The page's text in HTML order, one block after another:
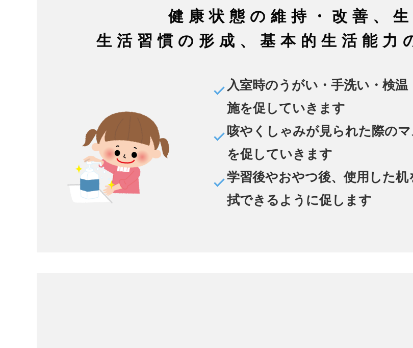
健康状態の維持・改善、
生活習慣の形成、基本的生活能力
入室時のうがい・手洗い・検温
施を促していきます
咳やくしゃみが見られた際の
を促していきます
学習後やおやつ後、使用した机
拭できるように促します